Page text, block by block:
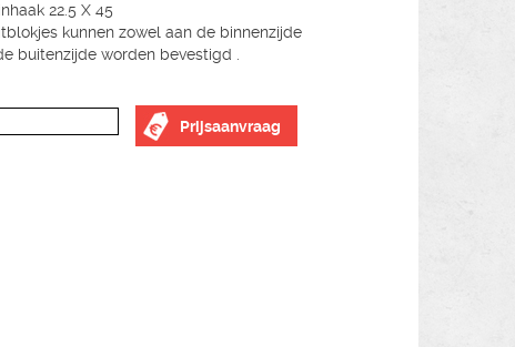
22.5 X 45
kunnen zowel aan de binnenzijde
buitenzijde worden bevestigd .
Prijsaanvraag